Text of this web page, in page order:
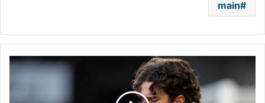
main
إلى